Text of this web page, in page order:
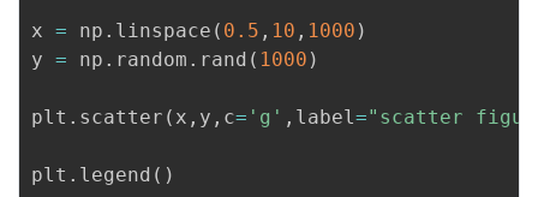
动
关
证
实
的
持
建
x = np . linspace ( 0.5 , 10 , 1000 )
y = np . random . rand ( 1000 )
plt . scatter ( x , y , c= 'g' , label="scatter
plt . legend ( )